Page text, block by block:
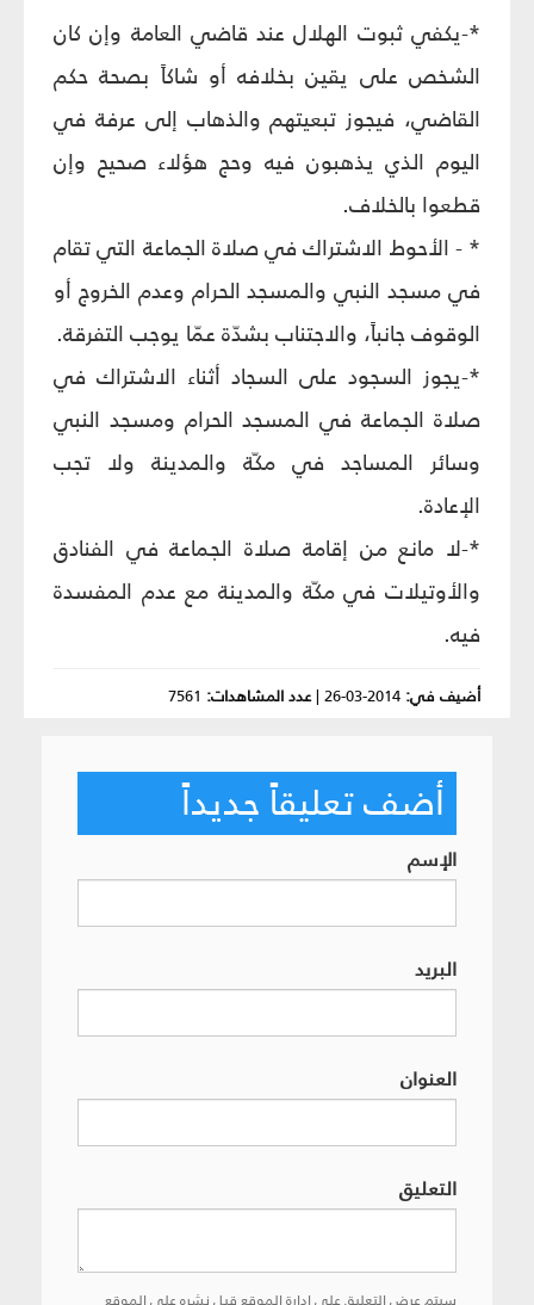
*-يكفي ثبوت الهلال عند قاضي العامة وإن كان
الشخص على يقين بخلافه أو شاكاً بصحة حكم
القاضي، فيجوز تبعيتهم والذهاب إلى عرفة في
اليوم الذي يذهبون فيه وحج هؤلاء صحيح وإن
قطعوا بالخلاف.
* - الأحوط الاشتراك في صلاة الجماعة التي تقام
في مسجد النبي والمسجد الحرام وعدم الخروج أو
الوقوف جانباً، والاجتناب بشدّة عمّا يوجب التفرقة.
*-يجوز السجود على السجاد أثناء الاشتراك في
صلاة الجماعة في المسجد الحرام ومسجد النبي
وسائر المساجد في مكّة والمدينة ولا تجب
الإعادة.
*-لا مانع من إقامة صلاة الجماعة في الفنادق
والأوتيلات في مكّة والمدينة مع عدم المفسدة
فيه.
أضيف في: 2014-03-26
|عدد المشاهدات: 7561
أضف تعليقاً جديداً
الإسم
البريد
العنوان
التعليق
سيتم عرض التعليق على إدارة الموقع قبل نشره على الموقع